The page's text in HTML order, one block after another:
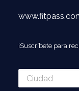
¡Suscríbete para